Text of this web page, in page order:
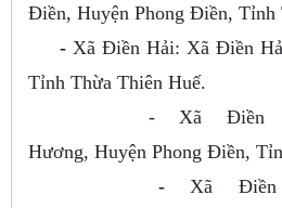
Điền, Huyện Phong Điền, Tỉnh
- Xã Điền Hải: Xã Điền
Tỉnh Thừa Thiên Huế.
- Xã Điền
Hương, Huyện Phong Điền,
- Xã